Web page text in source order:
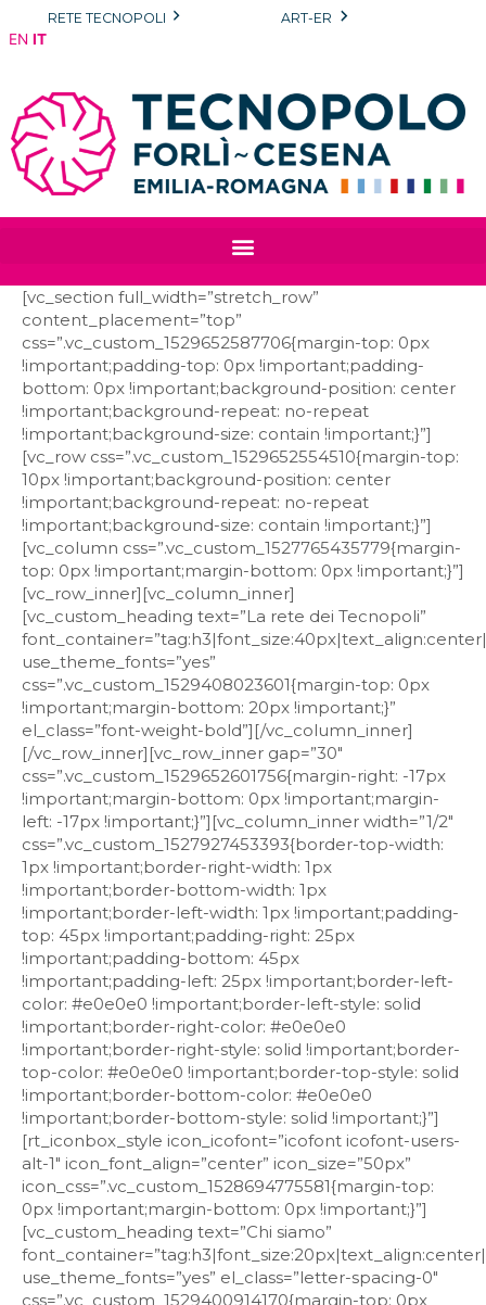
al
RETE TECNOPOLI ART-ER
EN IT
[vc_section full_width=”stretch_row”
content_placement=”top”
css=”.vc_custom_1529652587706{margin-top: 0px
!important;padding-top: 0px !important;padding-
bottom: 0px !important;background-position: center
!important;background-repeat: no-repeat
!important;background-size: contain !important;}”]
[vc_row css=”.vc_custom_1529652554510{margin-top:
10px !important;background-position: center
!important;background-repeat: no-repeat
!important;background-size: contain !important;}”]
[vc_column css=”.vc_custom_1527765435779{margin-
top: 0px !important;margin-bottom: 0px !important;}”]
[vc_row_inner][vc_column_inner]
[vc_custom_heading text=”La rete dei Tecnopoli”
use_theme_fonts=”yes”
css=”.vc_custom_1529408023601{margin-top: 0px
!important;margin-bottom: 20px !important;}”
el_class=”font-weight-bold”][/vc_column_inner]
[/vc_row_inner][vc_row_inner gap=”30″
css=”.vc_custom_1529652601756{margin-right: -17px
!important;margin-bottom: 0px !important;margin-
left: -17px !important;}”][vc_column_inner width=”1/2″
css=”.vc_custom_1527927453393{border-top-width:
1px !important;border-right-width: 1px
!important;border-bottom-width: 1px
!important;border-left-width: 1px !important;padding-
top: 45px !important;padding-right: 25px
!important;padding-bottom: 45px
!important;padding-left: 25px !important;border-left-
color: #e0e0e0 !important;border-left-style: solid
!important;border-right-color: #e0e0e0
!important;border-right-style: solid !important;border-
top-color: #e0e0e0 !important;border-top-style: solid
!important;border-bottom-color: #e0e0e0
!important;border-bottom-style: solid !important;}”]
[rt_iconbox_style icon_icofont=”icofont icofont-users-
alt-1″ icon_font_align=”center” icon_size=”50px”
icon_css=”.vc_custom_1528694775581{margin-top:
0px !important;margin-bottom: 0px !important;}”]
[vc_custom_heading text=”Chi siamo”
use_theme_fonts=”yes” el_class=”letter-spacing-0″
css=”.vc_custom_1529400914170{margin-top: 0px